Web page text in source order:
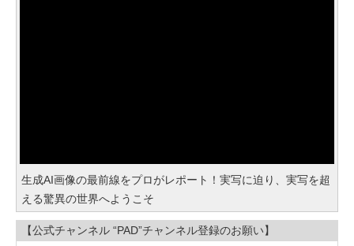
生成AI画像の最前線をプロがレポート！実写に迫り、実写を超
える驚異の世界へようこそ
【公式チャンネル “PAD”チャンネル登録のお願い】